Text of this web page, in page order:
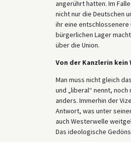
angerührt hatten. Im
nicht nur die Deutschen
ihr eine entschlossenere
bürgerlichen Lager
über die Union.
Von der Kanzlerin kein
Man muss nicht gleich
und „liberal“ nennt,
anders. Immerhin der
Antwort, was unter
auch Westerwelle
Das ideologische